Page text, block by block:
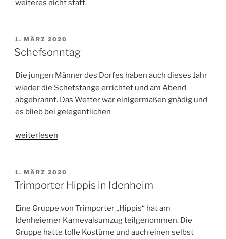
weiteres nicht statt.
VERÖFFENTLICHT
AM
1. MÄRZ 2020
Schefsonntag
Die jungen Männer des Dorfes haben auch dieses Jahr
wieder die Schefstange errichtet und am Abend
abgebrannt. Das Wetter war einigermaßen gnädig und
es blieb bei gelegentlichen
„Schefsonntag“
weiterlesen
VERÖFFENTLICHT
AM
1. MÄRZ 2020
Trimporter Hippis in Idenheim
Eine Gruppe von Trimporter „Hippis“ hat am
Idenheiemer Karnevalsumzug teilgenommen. Die
Gruppe hatte tolle Kostüme und auch einen selbst